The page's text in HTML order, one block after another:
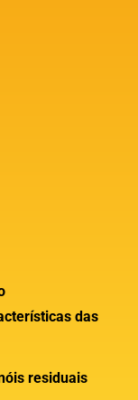
das
residuais